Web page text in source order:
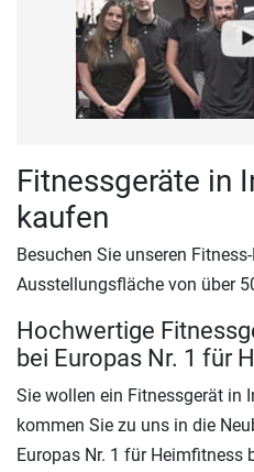
Fitnessgeräte in
kaufen
Besuchen Sie unseren
Ausstellungsfläche von über
Hochwertige
bei Europas Nr. 1 für
Sie wollen ein Fitnessgerät in
kommen Sie zu uns in die
Europas Nr. 1 für Heimfitness